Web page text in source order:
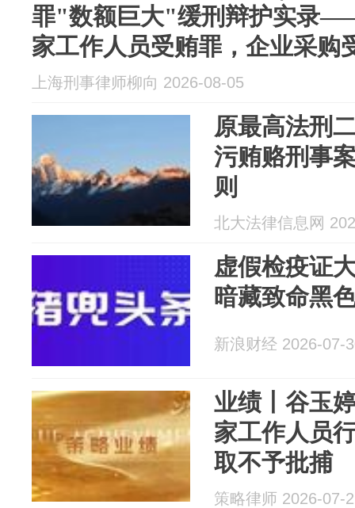
罪"数额巨大"缓刑辩护实录
家工作人员受贿罪，企业采购
上海刑事律师柳向 2026-08-05
原最高法刑
污贿赂刑事
则
北大法律信息网
虚假检疫证
暗藏致命黑
新浪财经 2026-07-
业绩丨谷玉
家工作人员
取不予批捕
策略律师 2026-07-